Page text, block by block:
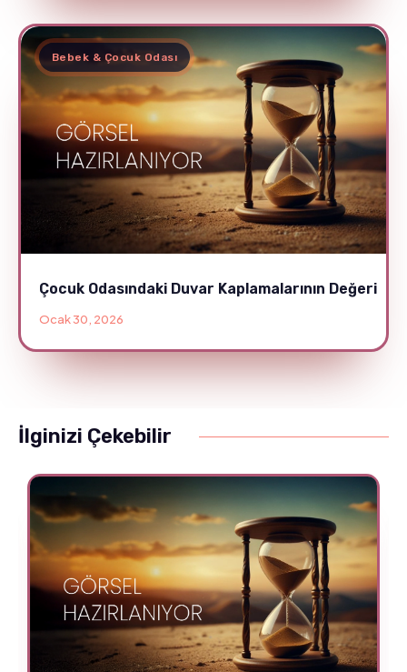
Bebek & Çocuk Odası
Çocuk Odasındaki Duvar Kaplamalarının Değeri
Ocak 30, 2026
İlginizi Çekebilir